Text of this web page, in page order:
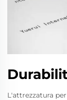
L'attrezzatura